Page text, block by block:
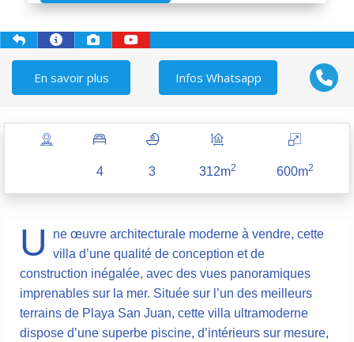
En savoir plus Infos Whatsapp
4 3 312m2 600m2
U
ne œuvre architecturale moderne à vendre, cette
villa d’une qualité de conception et de
construction inégalée, avec des vues panoramiques
imprenables sur la mer. Située sur l’un des meilleurs
terrains de Playa San Juan, cette villa ultramoderne
dispose d’une superbe piscine, d’intérieurs sur mesure,